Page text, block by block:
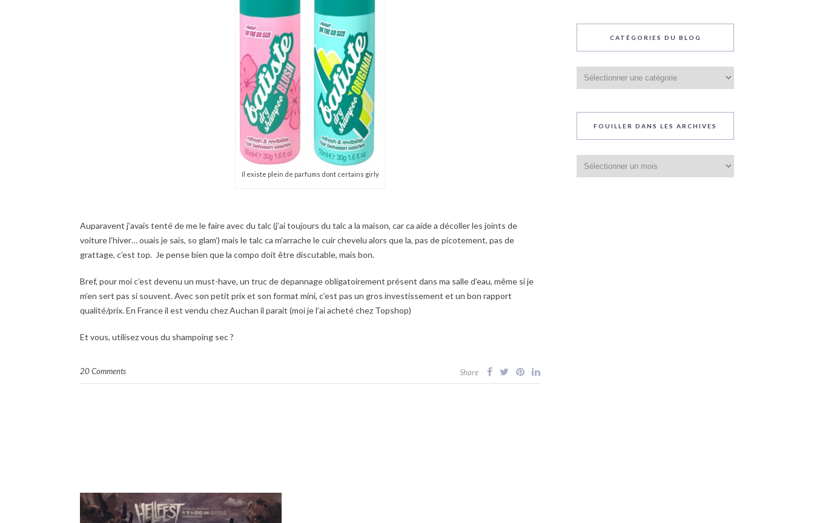
Il existe plein de parfums dont certains girly
Auparavent j’avais tenté de me le faire avec du talc (j’ai toujours du talc a la maison, car ca aide a décoller les joints de
voiture l’hiver… ouais je sais, so glam’) mais le talc ca m’arrache le cuir chevelu alors que la, pas de picotement, pas de
grattage, c’est top. Je pense bien que la compo doit être discutable, mais bon.
Bref, pour moi c’est devenu un must-have, un truc de depannage obligatoirement présent dans ma salle d’eau, même si je
m’en sert pas si souvent. Avec son petit prix et son format mini, c’est pas un gros investissement et un bon rapport
qualité/prix. En France il est vendu chez Auchan il parait (moi je l’ai acheté chez Topshop)
Et vous, utilisez vous du shampoing sec ?
20 Comments Share
CATÉGORIES DU BLOG
du
blog
FOUILLER DANS LES ARCHIVES
dans
les